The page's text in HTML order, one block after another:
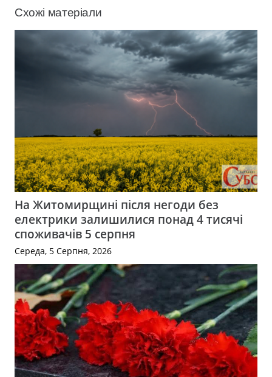
Схожі матеріали
На Житомирщині після негоди без
електрики залишилися понад 4 тисячі
споживачів 5 серпня
Середа, 5 Серпня, 2026